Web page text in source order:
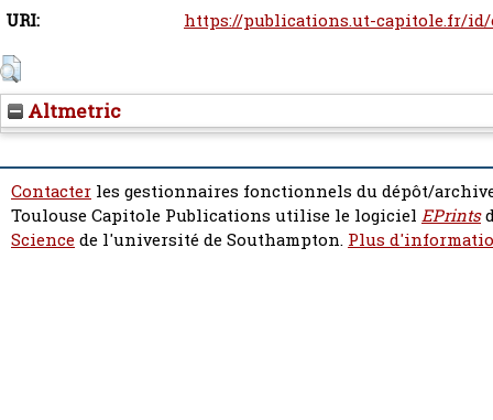
URI:
https://publications.ut-capitole.fr/
Altmetric
Contacter les gestionnaires fonctionnels du dépôt/
Toulouse Capitole Publications utilise le logiciel EPrints
Sciencede l'université de Southampton. Plus